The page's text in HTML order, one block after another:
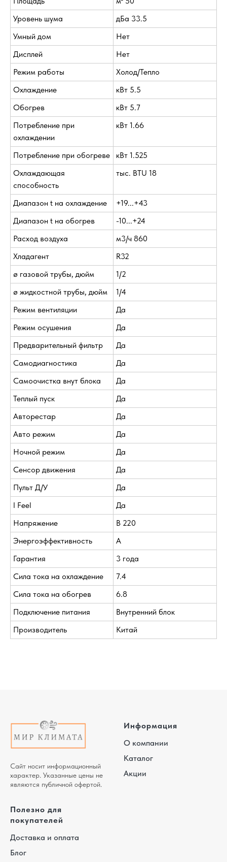
Уровень шума
дБа 33.5
Умный дом
Нет
Дисплей
Нет
Режим работы
Холод/Тепло
Охлаждение
кВт 5.5
Обогрев
кВт 5.7
Потребление при
охлаждении
кВт 1.66
Потребление при обогреве
кВт 1.525
Охлаждающая
способность
тыс. BTU 18
Диапазон t на охлаждение
+19...+43
Диапазон t на обогрев
-10...+24
Расход воздуха
м3/ч 860
Хладагент
R32
ø газовой трубы, дюйм
1/2
ø жидкостной трубы, дюйм
1/4
Режим вентиляции
Да
Режим осушения
Да
Предварительный фильтр
Да
Самодиагностика
Да
Самоочистка внут блока
Да
Теплый пуск
Да
Авторестар
Да
Авто режим
Да
Ночной режим
Да
Сенсор движения
Да
Пульт Д/У
Да
I Feel
Да
Напряжение
В 220
Энергоэффективность
A
Гарантия
3 года
Сила тока на охлаждение
7.4
Сила тока на обогрев
6.8
Подключение питания
Внутренний блок
Производитель
Китай
Сайт носит информационный
характер. Указанные цены не
являются публичной офертой.
Информация
О компании
Каталог
Акции
Полезно для
покупателей
Доставка и оплата
Блог